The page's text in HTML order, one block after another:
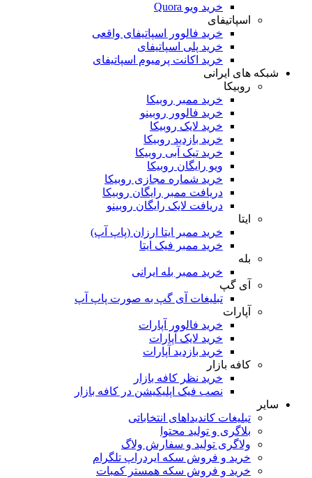
خرید ویو Quora
اسپاتیفای
خرید فالوور اسپاتیفای واقعی
خرید پلی اسپاتیفای
خرید اکانت پرمیوم اسپاتیفای
شبکه های ایرانی
روبیکا
خرید ممبر روبیکا
خرید فالوور روبینو
خرید لایک روبیکا
خرید بازدید روبیکا
خرید تیک آبی روبیکا
ویو رایگان روبیکا
خرید شماره مجازی روبیکا
دریافت ممبر رایگان روبیکا
دریافت لایک رایگان روبینو
ایتا
خرید ممبر ایتا ارزان (پاپ آپ)
خرید ممبر فیک ایتا
بله
خرید ممبر بله ایرانی
آی گپ
تبلیغات آی گپ به صورت پاپ آپ
آپارات
خرید فالوور آپارات
خرید لایک آپارات
خرید بازدید آپارات
کافه بازار
خرید نظر کافه بازار
نصب فیک اپلیکیشن در کافه بازار
سایر
تبلیغات کاندیداهای انتخاباتی
بلاگری و تولید محتوا
ولاگری تولید و سفارش ولاگ
خرید و فروش سکه ایردراپ تلگرام
خرید و فروش سکه همستر کمبات